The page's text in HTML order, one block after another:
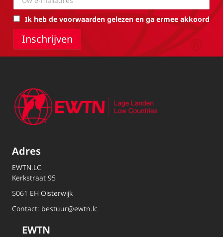
Ik heb de voorwaarden gelezen en ga ermee akkoord
Adres
EWTN.LC
Kerkstraat 95
5061 EH Oisterwijk
Contact: bestuur@ewtn.lc
EWTN